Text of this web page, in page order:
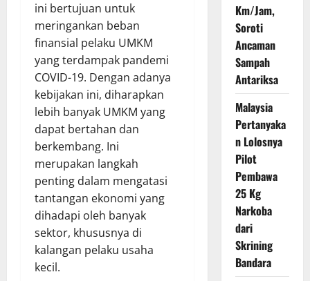
ini bertujuan untuk
meringankan beban
finansial pelaku UMKM
yang terdampak pandemi
COVID-19. Dengan adanya
kebijakan ini, diharapkan
lebih banyak UMKM yang
dapat bertahan dan
berkembang. Ini
merupakan langkah
penting dalam mengatasi
tantangan ekonomi yang
dihadapi oleh banyak
sektor, khususnya di
kalangan pelaku usaha
kecil.
Km/Jam,
Soroti
Ancaman
Sampah
Antariksa
Malaysia
Pertanyaka
n Lolosnya
Pilot
Pembawa
25 Kg
Narkoba
dari
Skrining
Bandara